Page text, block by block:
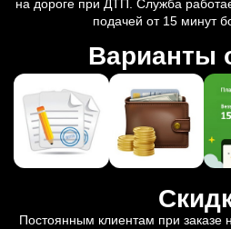
на дороге при ДТП. Служба
подачей от 15 минут
Варианты
Постоянным клиентам при заказе